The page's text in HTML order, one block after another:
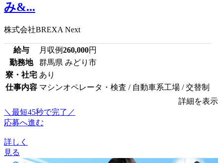
み&...
株式会社BREXA Next
給与 月収例260,000円
勤務地
群馬県 みどり市
寮・社宅 あり
仕事内容 マシンオペレータ・検査 / 自動車系工場 / 交替制
詳細を表示
＼最短45秒で完了／
応募へ進む
詳しく
見る